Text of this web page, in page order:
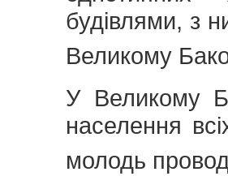
будівлями, з
Великому
У Великому
населення
молодь